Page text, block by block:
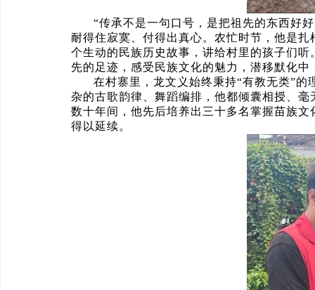
“传承不是一句口号，是把祖先的东西好
耐得住寂寞、付得出真心。农忙时节，他是
个生动的民族历史故事，讲给村里的孩子们
先的足迹，感受民族文化的魅力，潜移默化
在村寨里，龙文义始终秉持“有教无类”
杂的古歌韵律、舞蹈编排，他都倾囊相授、
数十年间，他先后培养出三十多名掌握苗族
得以延续。